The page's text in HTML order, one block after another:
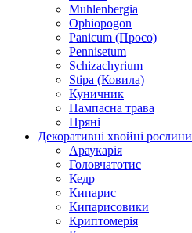
Muhlenbergia
Ophiopogon
Panicum (Просо)
Pennisetum
Schizachyrium
Stipa (Ковила)
Куничник
Пампасна трава
Пряні
Декоративні хвойні рослини
Араукарія
Головчатотис
Кедр
Кипарис
Кипарисовики
Криптомерія